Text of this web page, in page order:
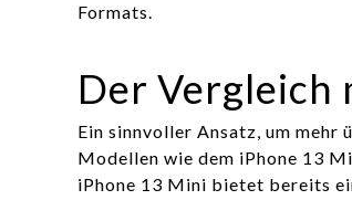
Formats.
Der Vergleich
Ein sinnvoller Ansatz, um
Modellen wie dem iPhone 13
iPhone 13 Mini bietet bereits